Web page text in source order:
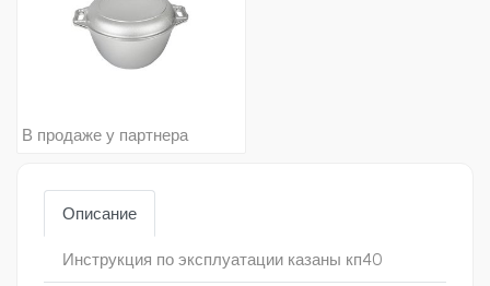
В продаже у партнера
Описание
Инструкция по эксплуатации казаны кп40